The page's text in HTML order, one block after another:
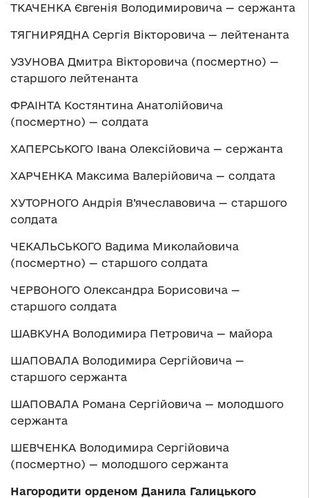
ТКАЧЕНКА Євгенія Володимировича — сержанта
ТЯГНИРЯДНА Сергія Вікторовича — лейтенанта
УЗУНОВА Дмитра Вікторовича (посмертно) —
старшого лейтенанта
ФРАІНТА Костянтина Анатолійовича
(посмертно) — солдата
ХАПЕРСЬКОГО Івана Олексійовича — сержанта
ХАРЧЕНКА Максима Валерійовича — солдата
ХУТОРНОГО Андрія В’ячеславовича — старшого
солдата
ЧЕКАЛЬСЬКОГО Вадима Миколайовича
(посмертно) — старшого солдата
ЧЕРВОНОГО Олександра Борисовича —
старшого солдата
ШАВКУНА Володимира Петровича — майора
ШАПОВАЛА Володимира Сергійовича —
старшого сержанта
ШАПОВАЛА Романа Сергійовича — молодшого
сержанта
ШЕВЧЕНКА Володимира Сергійовича
(посмертно) — молодшого сержанта
Нагородити орденом Данила Галицького